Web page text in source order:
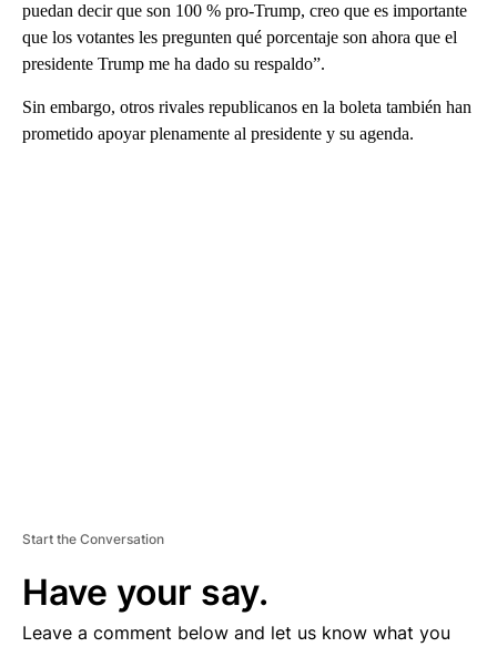
puedan decir que son 100 % pro-Trump, creo que es importante
que los votantes les pregunten qué porcentaje son ahora que el
presidente Trump me ha dado su respaldo”.
Sin embargo, otros rivales republicanos en la boleta también han
prometido apoyar plenamente al presidente y su agenda.
Start the Conversation
Have your say.
Leave a comment below and let us know what you